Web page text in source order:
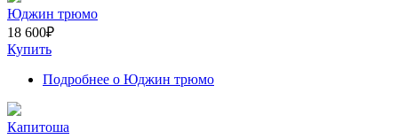
Юджин трюмо
18 600₽
Купить
Подробнее о Юджин трюмо
Капитоша